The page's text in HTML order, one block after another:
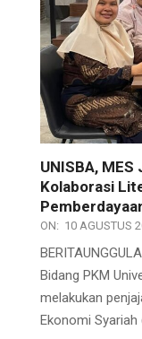
UNISBA,
Kolaborasi
ON: 10 AGUSTUS
Bidang PKM
melakukan
Ekonomi Syariah